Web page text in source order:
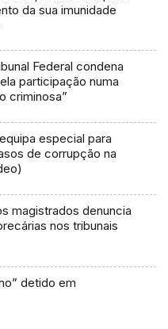
da sua imunidade
Federal condena
participação numa
criminosa”
especial para
de corrupção na
magistrados denuncia
nos tribunais
detido em